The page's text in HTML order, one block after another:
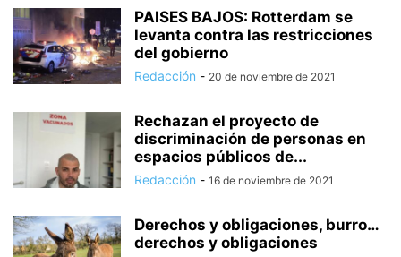
PAISES BAJOS: Rotterdam se
levanta contra las restricciones
del gobierno
Redacción - 20 de noviembre de 2021
Rechazan el proyecto de
discriminación de personas en
espacios públicos de...
Redacción - 16 de noviembre de 2021
Derechos y obligaciones, burro…
derechos y obligaciones